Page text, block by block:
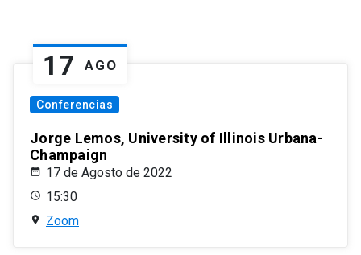
17 AGO
Conferencias
Jorge Lemos, University of Illinois Urbana-
Champaign
17 de Agosto de 2022
15:30
Zoom